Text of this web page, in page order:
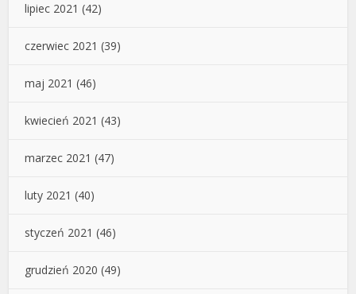
lipiec 2021 (42)
czerwiec 2021 (39)
maj 2021 (46)
kwiecień 2021 (43)
marzec 2021 (47)
luty 2021 (40)
styczeń 2021 (46)
grudzień 2020 (49)